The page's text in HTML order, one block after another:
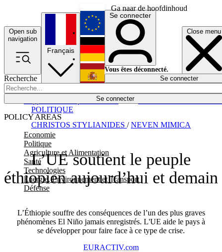
Ga naar de hoofdinhoud
Open sub
navigation
Close menu
Recherche
Se connecter
POLICY AREAS
Economie
Politique
Agriculture et Alimentation
Santé
Technologies
Energie, Environnement et Transport
Défense
Économie
Français
English
Deutsch
Español
Se connecter
Vous êtes déconnecté.
Se connecter
L’UE soutient le peuple
éthiopien aujourd’hui et demain
L’Éthiopie souffre des conséquences de l’un des plus graves
phénomènes El Niño jamais enregistrés. L'UE aide le pays à
se développer pour faire face à ce type de crise.
CHRISTOS STYLIANIDES /NEVEN MIMICA
POLITIQUE
EURACTIV.com